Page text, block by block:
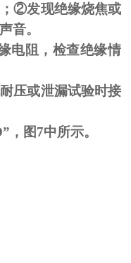
②发现绝缘烧焦或
音。
电阻，检查绝缘情
压或泄漏试验时接
”，图7中所示。